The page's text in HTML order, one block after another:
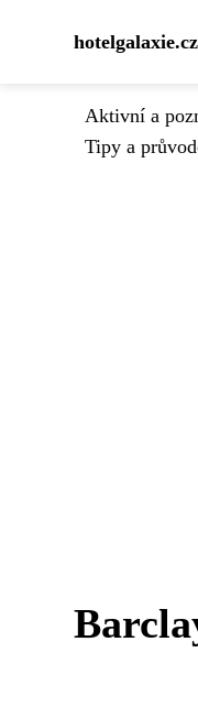
hotelgalaxie.cz
Aktivní a
Tipy a